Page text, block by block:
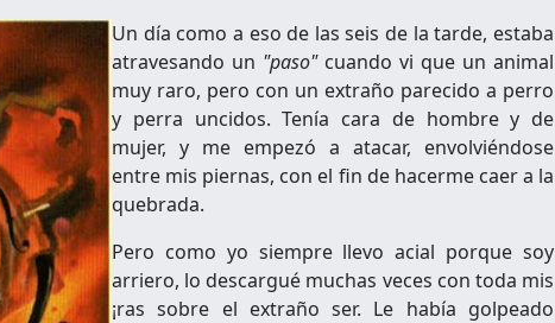
Un día como a eso de las seis de la tarde, estaba
atravesando un "paso"cuando vi que un animal
muy raro, pero con un extraño parecido a perro
y perra uncidos. Tenía cara de hombre y de
mujer, y me empe­zó a atacar, envolviéndose
entre mis piernas, con el fin de hacerme caer a la
quebrada.
Pero como yo siempre llevo acial porque soy
arriero, lo descargué mu­chas veces con toda mis
¡ras sobre el extraño ser. Le había golpeado